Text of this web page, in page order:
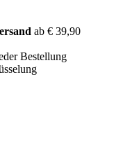
ab € 39,90
Bestellung